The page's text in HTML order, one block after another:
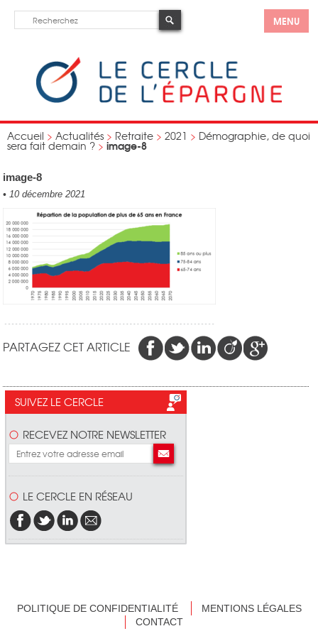
MENU
Accueil > Actualités > Retraite > 2021 > Démographie, de quoi
sera fait demain ? > image-8
image-8
• 10 décembre 2021
PARTAGEZ CET ARTICLE
SUIVEZ LE CERCLE
RECEVEZ NOTRE NEWSLETTER
LE CERCLE EN RÉSEAU
POLITIQUE DE CONFIDENTIALITÉ
MENTIONS LÉGALES
CONTACT